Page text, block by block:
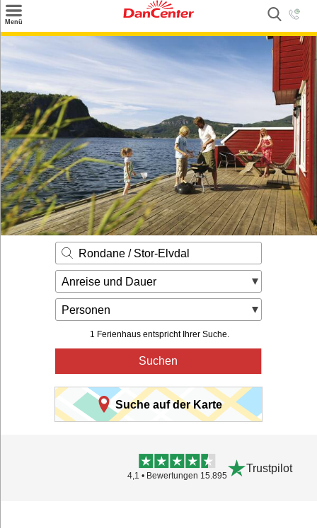
Menü
Weitere Urlaubsziele
Angebote
Inspiration
Kontakt
Gut zu wissen
Login
Rondane / Stor-Elvdal
Anreise und Dauer
Personen
1 Ferienhaus entspricht Ihrer Suche.
Suchen
Suche auf der Karte
4,1 • Bewertungen 15.895
Trustpilot